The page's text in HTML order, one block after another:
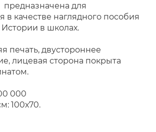
предназначена для
в качестве наглядного пособия
в школах.
печать, двустороннее
лицевая сторона покрыта
000
100х70.